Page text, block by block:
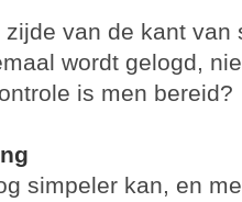
van de kant
wordt gelogd,
is men bereid?
simpeler kan, en